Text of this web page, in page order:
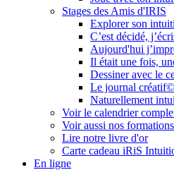
Stages des Amis d'IRIS
Explorer son
C’est décidé,
Aujourd'hui
Il était une fois,
Dessiner avec le
Le journal
Naturellement
Voir le calendrier
Voir aussi nos
Lire notre livre d'or
Carte cadeau iRiS
En ligne